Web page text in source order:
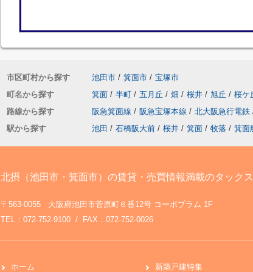
市区町村から探す 池田市 / 箕面市 / 宝塚市
町名から探す
箕面 / 半町 / 五月丘 / 畑 / 桜井 / 旭丘 / 桜ケ
路線から探す
阪急箕面線 / 阪急宝塚本線 / 北大阪急行電鉄
駅から探す
池田 / 石橋阪大前 / 桜井 / 箕面 / 牧落 / 箕面
北摂（池田市・箕面市）の賃貸・売買情報満載のタック
〒563-0055 大阪府池田市菅原町６番12号 コーポプラム 1F
TEL：072-752-9100 / FAX：072-752-0026
ホーム 新築戸建特集